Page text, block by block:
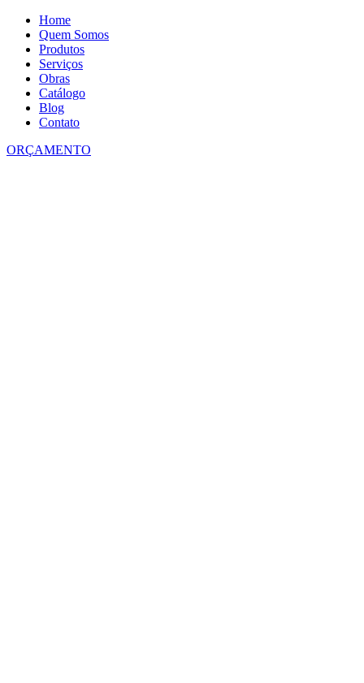
Home
Quem Somos
Produtos
Serviços
Obras
Catálogo
Blog
Contato
ORÇAMENTO